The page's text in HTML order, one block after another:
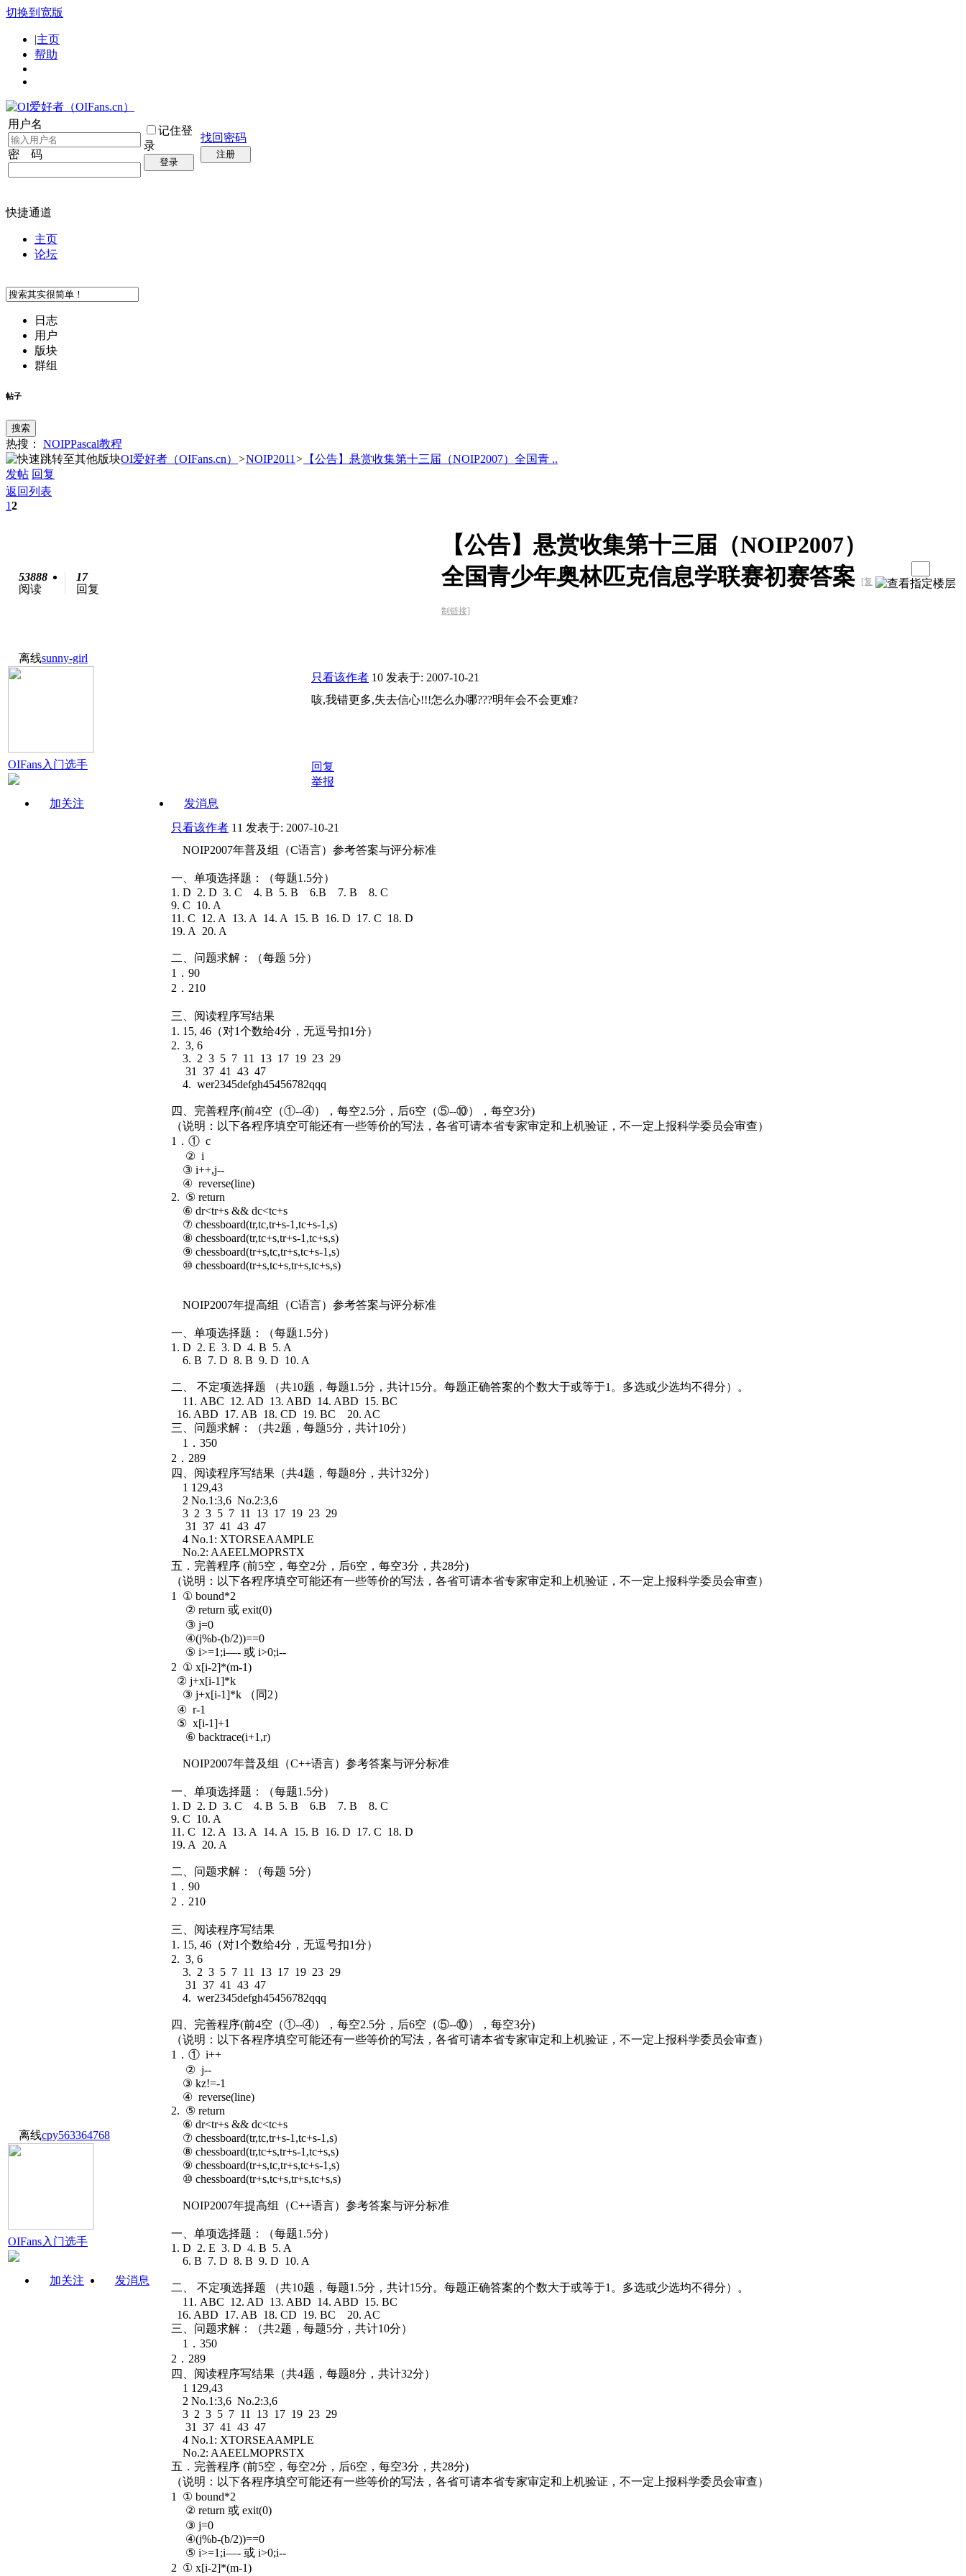
切换到宽版
|主页
帮助
用户名
密 码
记住登
录
登录
找回密码
注册
快捷通道
主页
论坛
日志
用户
版块
群组
帖子
搜索
热搜： NOIPPascal教程
OI爱好者（OIFans.cn） >NOIP2011 > 【公告】悬赏收集第十三届（NOIP2007）全国青 ..
发帖 回复
返回列表
12
53888
阅读
17
回复
【公告】悬赏收集第十三届（NOIP2007）
全国青少年奥林匹克信息学联赛初赛答案
[复
制链接]
离线sunny-girl
OIFans入门选手
加关注 发消息
只看该作者 10 发表于: 2007-10-21
咳,我错更多,失去信心!!!怎么办哪???明年会不会更难?
回复
举报
离线cpy563364768
OIFans入门选手
加关注 发消息
只看该作者 11 发表于: 2007-10-21
NOIP2007年普及组（C语言）参考答案与评分标准
一、单项选择题：（每题1.5分）
1. D 2. D 3. C 4. B 5. B 6.B 7. B 8. C
9. C 10. A
11. C 12. A 13. A 14. A 15. B 16. D 17. C 18. D
19. A 20. A
二、问题求解：（每题 5分）
1．90
2．210
三、阅读程序写结果
1. 15, 46（对1个数给4分，无逗号扣1分）
2. 3, 6
3. 2 3 5 7 11 13 17 19 23 29
31 37 41 43 47
4. wer2345defgh45456782qqq
四、完善程序(前4空（①--④），每空2.5分，后6空（⑤--⑩），每空3分)
（说明：以下各程序填空可能还有一些等价的写法，各省可请本省专家审定和上机验证，不一定上报科学委员会审查）
1．① c
② i
③ i++,j--
④ reverse(line)
2. ⑤ return
⑥ dr<tr+s && dc<tc+s
⑦ chessboard(tr,tc,tr+s-1,tc+s-1,s)
⑧ chessboard(tr,tc+s,tr+s-1,tc+s,s)
⑨ chessboard(tr+s,tc,tr+s,tc+s-1,s)
⑩ chessboard(tr+s,tc+s,tr+s,tc+s,s)
NOIP2007年提高组（C语言）参考答案与评分标准
一、单项选择题：（每题1.5分）
1. D 2. E 3. D 4. B 5. A
6. B 7. D 8. B 9. D 10. A
二、 不定项选择题 （共10题，每题1.5分，共计15分。每题正确答案的个数大于或等于1。多选或少选均不得分）。
11. ABC 12. AD 13. ABD 14. ABD 15. BC
16. ABD 17. AB 18. CD 19. BC 20. AC
三、问题求解：（共2题，每题5分，共计10分）
1．350
2．289
四、阅读程序写结果（共4题，每题8分，共计32分）
1 129,43
2 No.1:3,6 No.2:3,6
3 2 3 5 7 11 13 17 19 23 29
31 37 41 43 47
4 No.1: XTORSEAAMPLE
No.2: AAEELMOPRSTX
五．完善程序 (前5空，每空2分，后6空，每空3分，共28分)
（说明：以下各程序填空可能还有一些等价的写法，各省可请本省专家审定和上机验证，不一定上报科学委员会审查）
1 ① bound*2
② return 或 exit(0)
③ j=0
④(j%b-(b/2))==0
⑤ i>=1;i—- 或 i>0;i--
2 ① x[i-2]*(m-1)
② j+x[i-1]*k
③ j+x[i-1]*k （同2）
④ r-1
⑤ x[i-1]+1
⑥ backtrace(i+1,r)
NOIP2007年普及组（C++语言）参考答案与评分标准
一、单项选择题：（每题1.5分）
1. D 2. D 3. C 4. B 5. B 6.B 7. B 8. C
9. C 10. A
11. C 12. A 13. A 14. A 15. B 16. D 17. C 18. D
19. A 20. A
二、问题求解：（每题 5分）
1．90
2．210
三、阅读程序写结果
1. 15, 46（对1个数给4分，无逗号扣1分）
2. 3, 6
3. 2 3 5 7 11 13 17 19 23 29
31 37 41 43 47
4. wer2345defgh45456782qqq
四、完善程序(前4空（①--④），每空2.5分，后6空（⑤--⑩），每空3分)
（说明：以下各程序填空可能还有一些等价的写法，各省可请本省专家审定和上机验证，不一定上报科学委员会审查）
1．① i++
② j--
③ kz!=-1
④ reverse(line)
2. ⑤ return
⑥ dr<tr+s && dc<tc+s
⑦ chessboard(tr,tc,tr+s-1,tc+s-1,s)
⑧ chessboard(tr,tc+s,tr+s-1,tc+s,s)
⑨ chessboard(tr+s,tc,tr+s,tc+s-1,s)
⑩ chessboard(tr+s,tc+s,tr+s,tc+s,s)
NOIP2007年提高组（C++语言）参考答案与评分标准
一、单项选择题：（每题1.5分）
1. D 2. E 3. D 4. B 5. A
6. B 7. D 8. B 9. D 10. A
二、 不定项选择题 （共10题，每题1.5分，共计15分。每题正确答案的个数大于或等于1。多选或少选均不得分）。
11. ABC 12. AD 13. ABD 14. ABD 15. BC
16. ABD 17. AB 18. CD 19. BC 20. AC
三、问题求解：（共2题，每题5分，共计10分）
1．350
2．289
四、阅读程序写结果（共4题，每题8分，共计32分）
1 129,43
2 No.1:3,6 No.2:3,6
3 2 3 5 7 11 13 17 19 23 29
31 37 41 43 47
4 No.1: XTORSEAAMPLE
No.2: AAEELMOPRSTX
五．完善程序 (前5空，每空2分，后6空，每空3分，共28分)
（说明：以下各程序填空可能还有一些等价的写法，各省可请本省专家审定和上机验证，不一定上报科学委员会审查）
1 ① bound*2
② return 或 exit(0)
③ j=0
④(j%b-(b/2))==0
⑤ i>=1;i—- 或 i>0;i--
2 ① x[i-2]*(m-1)